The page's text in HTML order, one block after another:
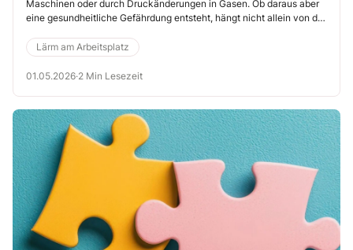
Maschinen oder durch Druckänderungen in Gasen. Ob daraus aber
eine gesundheitliche Gefährdung entsteht, hängt nicht allein von der
Frequenzbereich, die konkrete Tätigkeit und die individuelle
Kondition der lärmexponierten Person.
Lärm am Arbeitsplatz
01.05.2026·2 Min Lesezeit